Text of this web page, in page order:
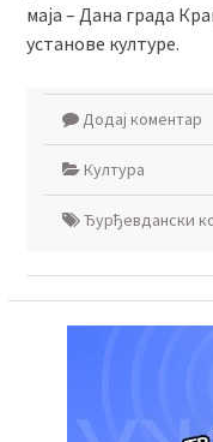
маја – Дана града
установе културе.
Додај коментар
Култура
Ђурђевдански